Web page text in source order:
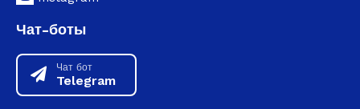
Чат-боты
Чат бот
Telegram